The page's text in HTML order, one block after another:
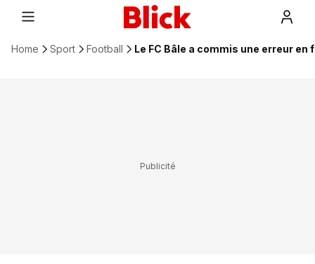
Home Sport Football Le FC Bâle a commis une erreur en